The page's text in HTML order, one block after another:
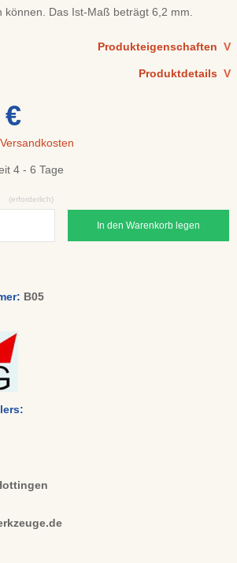
Das Ist-Maß beträgt 6,2 mm.
Produkteigenschaften V
Produktdetails V
Versandkosten
4 - 6 Tage
(erforderlich)
In den Warenkorb legen
B05